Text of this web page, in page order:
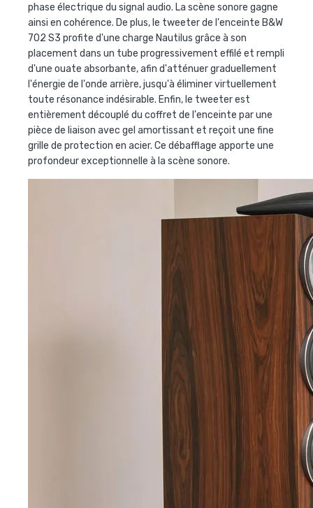
phase électrique du signal audio. La scène sonore gagne
ainsi en cohérence. De plus, le tweeter de l'enceinte B&W
702 S3 profite d'une charge Nautilus grâce à son
placement dans un tube progressivement effilé et rempli
d'une ouate absorbante, afin d'atténuer graduellement
l'énergie de l'onde arrière, jusqu'à éliminer virtuellement
toute résonance indésirable. Enfin, le tweeter est
entièrement découplé du coffret de l'enceinte par une
pièce de liaison avec gel amortissant et reçoit une fine
grille de protection en acier. Ce débafflage apporte une
profondeur exceptionnelle à la scène sonore.